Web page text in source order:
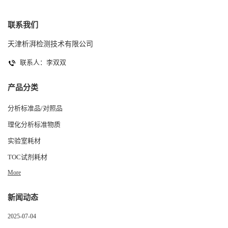
联系我们
天津析湃检测技术有限公司
联系人：李双双
产品分类
分析标准品/对照品
理化分析标准物质
实验室耗材
TOC试剂耗材
More
新闻动态
2025-07-04